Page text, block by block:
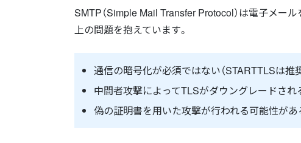
SMTP（Simple Mail Transfer Protocol）は電子メー
上の問題を抱えています。
通信の暗号化が必須ではない（STARTTLSは推
中間者攻撃によってTLSがダウングレードされ
偽の証明書を用いた攻撃が行われる可能性があ